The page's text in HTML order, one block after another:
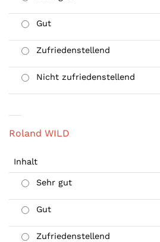
Gut
Zufriedenstellend
Nicht zufriedenstellend
Roland WILD
Inhalt
Sehr gut
Gut
Zufriedenstellend